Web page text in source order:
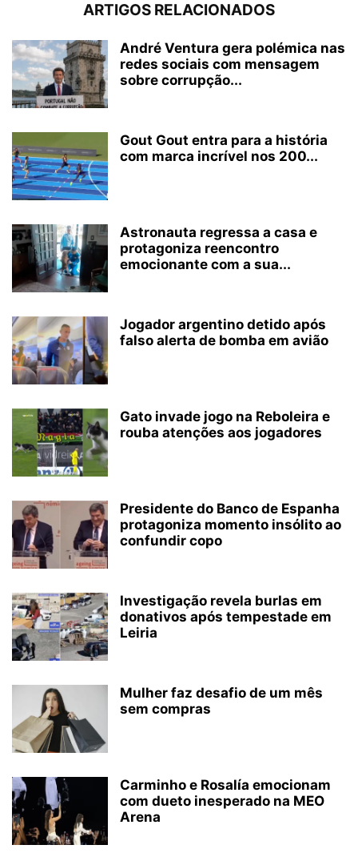
ARTIGOS RELACIONADOS
André Ventura gera polémica nas
redes sociais com mensagem
sobre corrupção...
Gout Gout entra para a história
com marca incrível nos 200...
Astronauta regressa a casa e
protagoniza reencontro
emocionante com a sua...
Jogador argentino detido após
falso alerta de bomba em avião
Gato invade jogo na Reboleira e
rouba atenções aos jogadores
Presidente do Banco de Espanha
protagoniza momento insólito ao
confundir copo
Investigação revela burlas em
donativos após tempestade em
Leiria
Mulher faz desafio de um mês
sem compras
Carminho e Rosalía emocionam
com dueto inesperado na MEO
Arena